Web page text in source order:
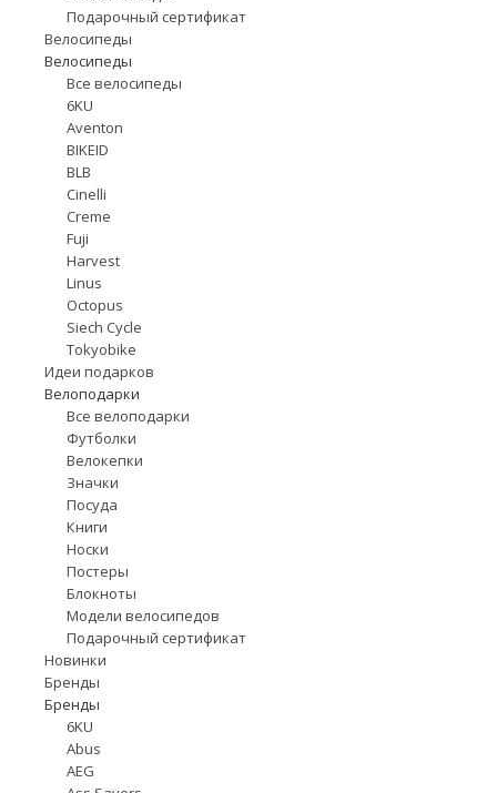
Подарочный сертификат
Велосипеды
Велосипеды
Все велосипеды
6KU
Aventon
BIKEID
BLB
Cinelli
Creme
Fuji
Harvest
Linus
Octopus
Siech Cycle
Tokyobike
Идеи подарков
Велоподарки
Все велоподарки
Футболки
Велокепки
Значки
Посуда
Книги
Носки
Постеры
Блокноты
Модели велосипедов
Подарочный сертификат
Новинки
Бренды
Бренды
6KU
Abus
AEG